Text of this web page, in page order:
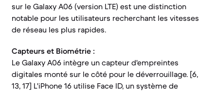
sur le Galaxy A06 (version LTE) est une distinction
notable pour les utilisateurs recherchant les vitesses
de réseau les plus rapides.
Capteurs et Biométrie :
Le Galaxy A06 intègre un capteur d'empreintes
digitales monté sur le côté pour le déverrouillage. [6,
13, 17] L'iPhone 16 utilise Face ID, un système de